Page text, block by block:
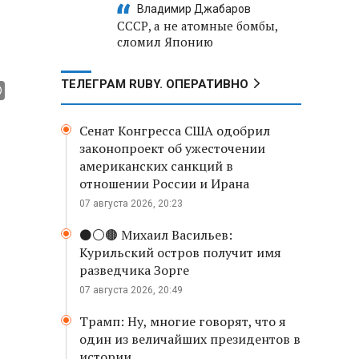
Владимир Джабаров
СССР, а не атомные бомбы,
сломил Японию
ТЕЛЕГРАМ RUBY. ОПЕРАТИВНО
Сенат Конгресса США одобрил
законопроект об ужесточении
американских санкций в
отношении России и Ирана
07 августа 2026, 20:23
⚫️⚪️🟤 Михаил Васильев:
Курильский остров получит имя
разведчика Зорге
07 августа 2026, 20:49
Трамп: Ну, многие говорят, что я
один из величайших президентов в